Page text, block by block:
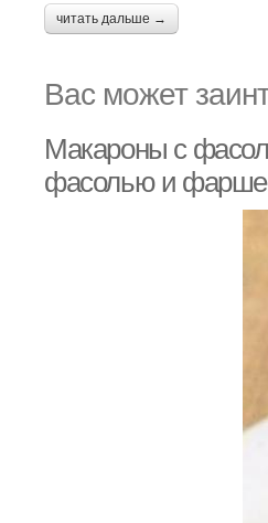
читать дальше →
Вас может
Макароны с
фасолью и